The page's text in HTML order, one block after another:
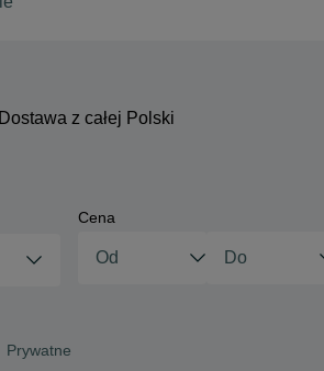
Dostawa z całej Polski
Cena
Prywatne